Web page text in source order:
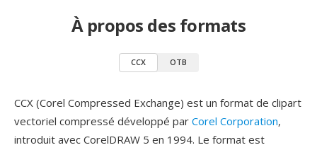
À propos des formats
CCX OTB
CCX (Corel Compressed Exchange) est un format de clipart
vectoriel compressé développé par Corel Corporation,
introduit avec CorelDRAW 5 en 1994. Le format est